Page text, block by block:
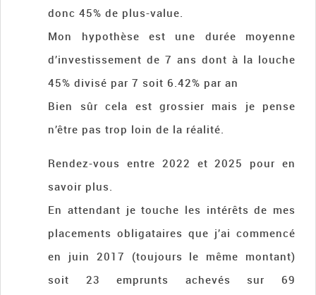
donc 45% de plus-value.
Mon hypothèse est une durée moyenne
d’investissement de 7 ans dont à la louche
45% divisé par 7 soit 6.42% par an
Bien sûr cela est grossier mais je pense
n’être pas trop loin de la réalité.
Rendez-vous entre 2022 et 2025 pour en
savoir plus.
En attendant je touche les intérêts de mes
placements obligataires que j’ai commencé
en juin 2017 (toujours le même montant)
soit 23 emprunts achevés sur 69